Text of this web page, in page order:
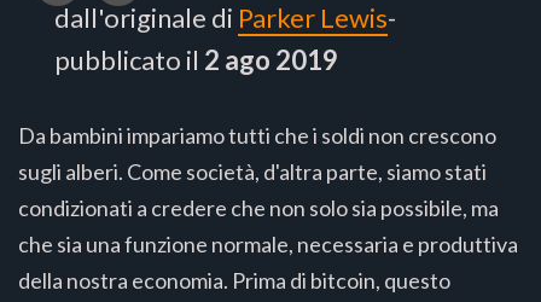
dall'originale di Parker Lewis-
pubblicato il 2 ago 2019
Da bambini impariamo tutti che i soldi non crescono
sugli alberi. Come società, d'altra parte, siamo stati
condizionati a credere che non solo sia possibile, ma
che sia una funzione normale, necessaria e produttiva
della nostra economia. Prima di bitcoin, questo